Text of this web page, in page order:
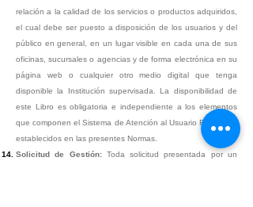
relación a la calidad de los servicios o productos adquiridos,
el cual debe ser puesto a disposición de los usuarios y del
público en general, en un lugar visible en cada una de sus
oficinas, sucursales o agencias y de forma electrónica en su
página web o cualquier otro medio digital que tenga
disponible la Institución supervisada. La disponibilidad de
este Libro es obligatoria e independiente a los elementos
que componen el Sistema de Atención al Usuario Financiero
establecidos en las presentes Normas.
Solicitud de Gestión:Toda solicitud presentada por un